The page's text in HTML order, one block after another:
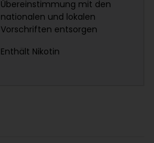
Übereinstimmung mit den
nationalen und lokalen
Vorschriften entsorgen
Enthält Nikotin